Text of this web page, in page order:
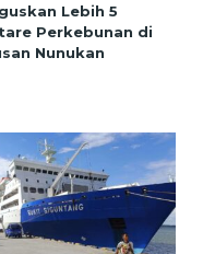
Lebih 5
Perkebunan di
Nunukan